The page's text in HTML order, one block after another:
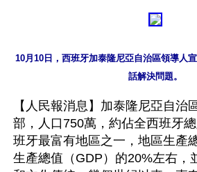
10月10日，西班牙加泰隆尼亞自治區領導人
【人民報消息】加泰隆尼亞自治
部，人口750萬，約佔全西班牙
班牙最富有地區之一，地區生產
生產總值（GDP）的20%左右，